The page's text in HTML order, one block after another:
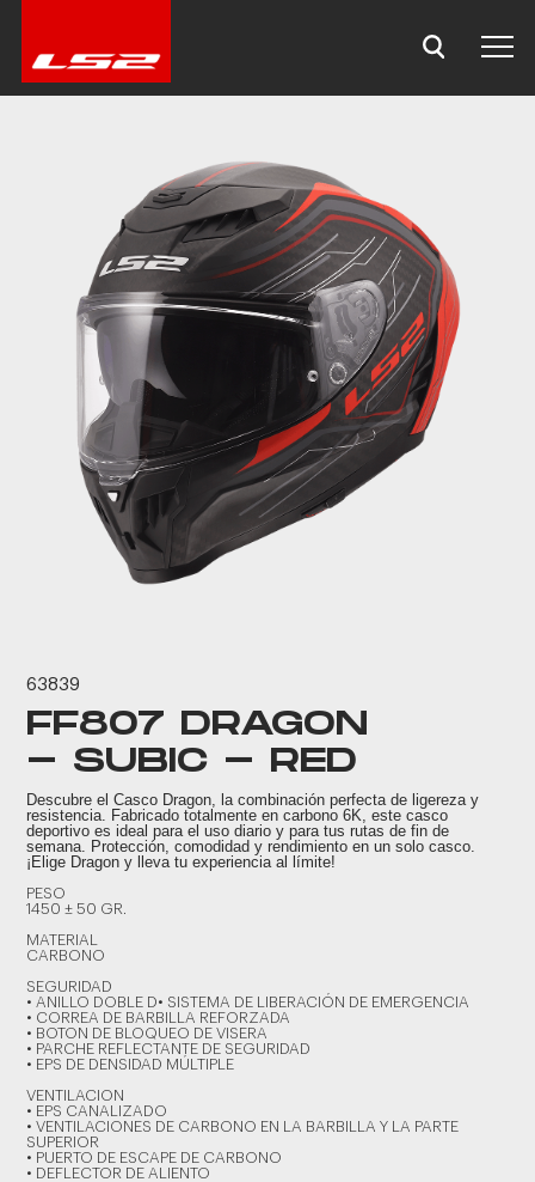
63839
FF807 DRAGON
- SUBIC - RED
Descubre el Casco Dragon, la combinación perfecta de ligereza y
resistencia. Fabricado totalmente en carbono 6K, este casco
deportivo es ideal para el uso diario y para tus rutas de fin de
semana. Protección, comodidad y rendimiento en un solo casco.
¡Elige Dragon y lleva tu experiencia al límite!
PESO
1450 ± 50 GR.
MATERIAL
CARBONO
SEGURIDAD
• ANILLO DOBLE D• SISTEMA DE LIBERACIÓN DE EMERGENCIA
• CORREA DE BARBILLA REFORZADA
• BOTON DE BLOQUEO DE VISERA
• PARCHE REFLECTANTE DE SEGURIDAD
• EPS DE DENSIDAD MÚLTIPLE
VENTILACION
• EPS CANALIZADO
• VENTILACIONES DE CARBONO EN LA BARBILLA Y LA PARTE
SUPERIOR
• PUERTO DE ESCAPE DE CARBONO
• DEFLECTOR DE ALIENTO